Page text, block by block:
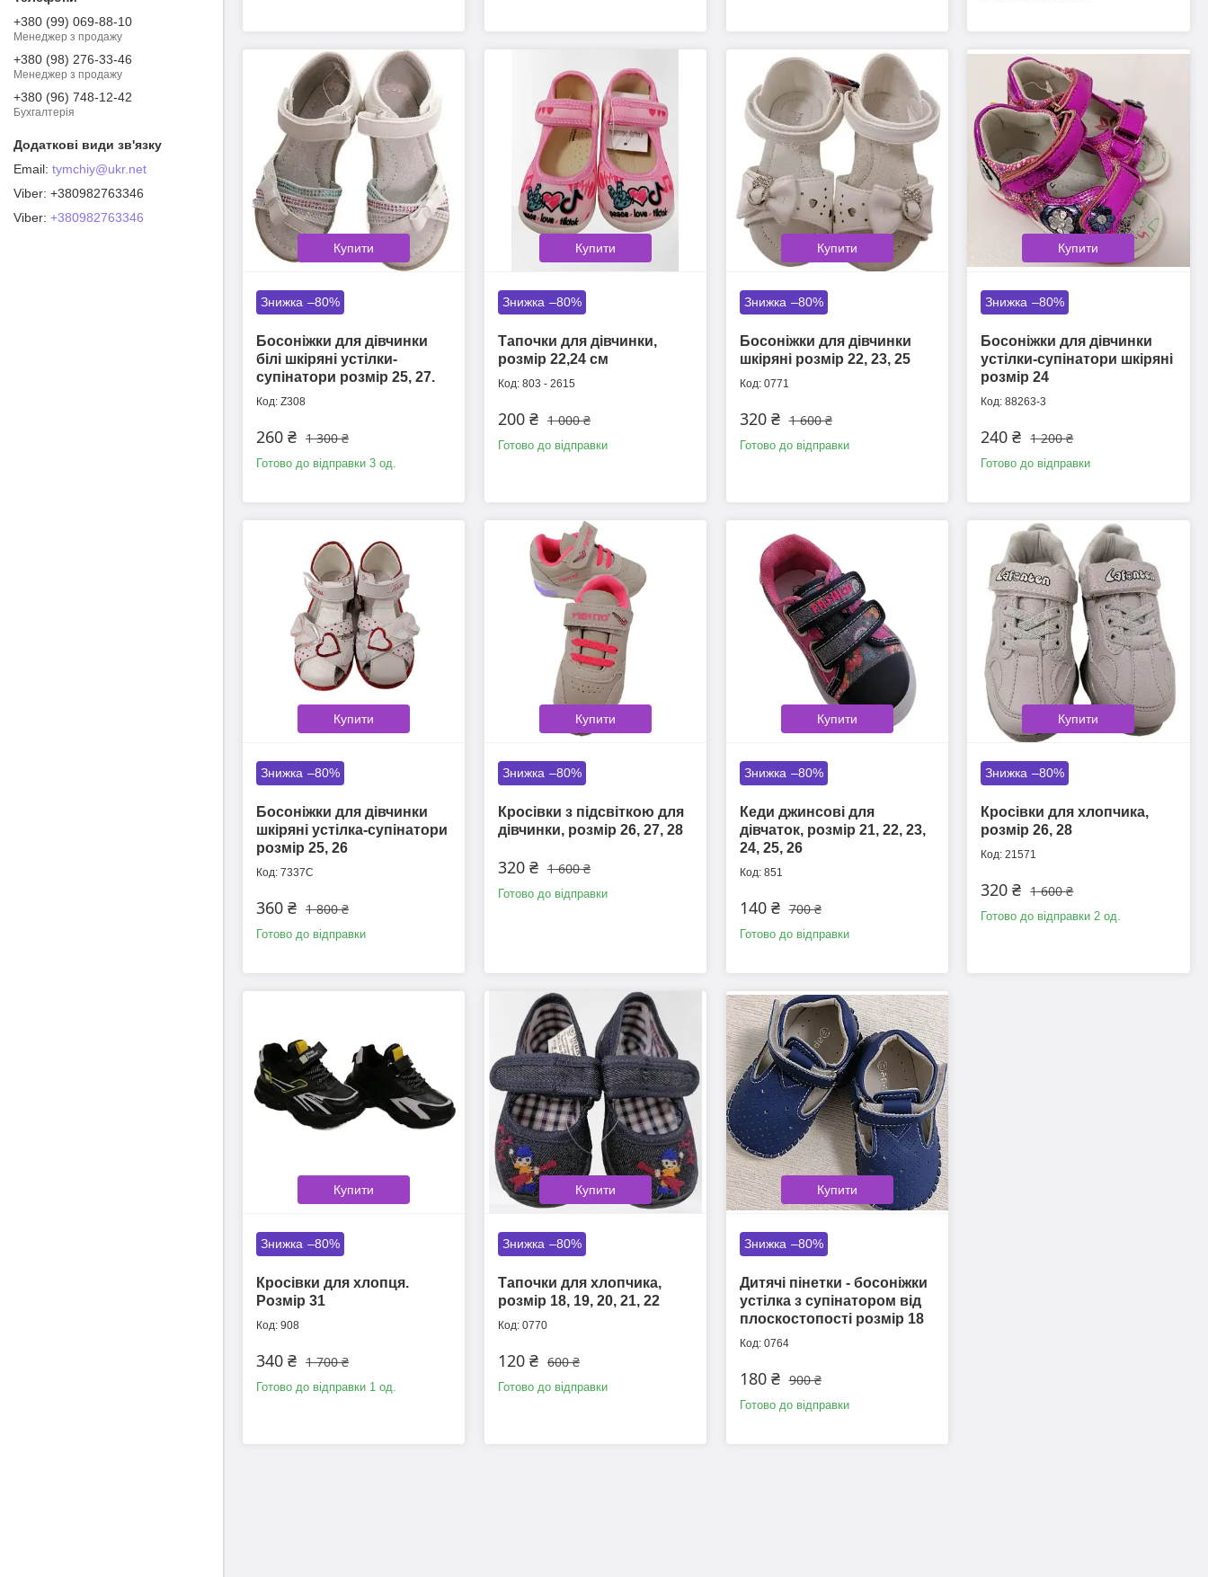
Купити
–80%
Босоніжки для дівчинки
білі шкіряні устілки-
супінатори розмір 25, 27.
Z308
1 300 ₴
260 ₴
Готово до відправки 3 од.
Купити
–80%
Тапочки для дівчинки,
розмір 22,24 см
803 - 2615
1 000 ₴
200 ₴
Готово до відправки
Купити
–80%
Босоніжки для дівчинки
шкіряні розмір 22, 23, 25
0771
1 600 ₴
320 ₴
Готово до відправки
Купити
–80%
Босоніжки для дівчинки
устілки-супінатори шкіряні
розмір 24
88263-3
1 200 ₴
240 ₴
Готово до відправки
Купити
–80%
Босоніжки для дівчинки
шкіряні устілка-супінатори
розмір 25, 26
7337С
1 800 ₴
360 ₴
Готово до відправки
Купити
–80%
Кросівки з підсвіткою для
дівчинки, розмір 26, 27, 28
1 600 ₴
320 ₴
Готово до відправки
Купити
–80%
Кеди джинсові для
дівчаток, розмір 21, 22, 23,
24, 25, 26
851
700 ₴
140 ₴
Готово до відправки
Купити
–80%
Кросівки для хлопчика,
розмір 26, 28
21571
1 600 ₴
320 ₴
Готово до відправки 2 од.
Купити
–80%
Кросівки для хлопця.
Розмір 31
908
1 700 ₴
340 ₴
Готово до відправки 1 од.
Купити
–80%
Тапочки для хлопчика,
розмір 18, 19, 20, 21, 22
0770
600 ₴
120 ₴
Готово до відправки
Купити
–80%
Дитячі пінетки - босоніжки
устілка з супінатором від
плоскостопості розмір 18
0764
900 ₴
180 ₴
Готово до відправки
+380 (99) 069-88-10
Менеджер з продажу
+380 (98) 276-33-46
Менеджер з продажу
+380 (96) 748-12-42
Бухгалтерія
tymchiy@ukr.net
+380982763346
Viber +380982763346